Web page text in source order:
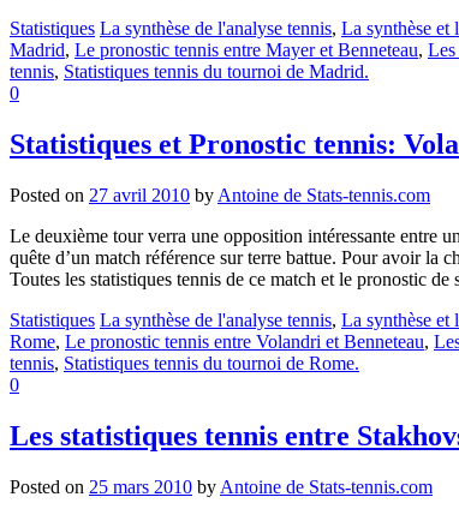
Statistiques La synthèse de l'analyse tennis, La synthèse et
Madrid, Le pronostic tennis entre Mayer et Benneteau, Les
tennis, Statistiques tennis du tournoi de Madrid.
0
Statistiques et Pronostic tennis:
Posted on 27 avril 2010 by Antoine de Stats-tennis.com
Le deuxième tour verra une opposition intéressante entre
quête d’un match référence sur terre battue. Pour avoir la
Toutes les statistiques tennis de ce match et le pronostic de
Statistiques La synthèse de l'analyse tennis, La synthèse et
Rome, Le pronostic tennis entre Volandri et Benneteau,
tennis, Statistiques tennis du tournoi de Rome.
0
Les statistiques tennis entre
Posted on 25 mars 2010 by Antoine de Stats-tennis.com